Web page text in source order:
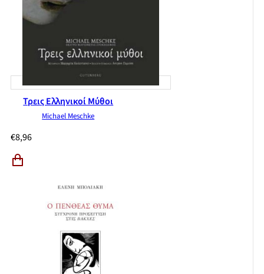
Τρεις Ελληνικοί Μύθοι
Michael Meschke
€8,96